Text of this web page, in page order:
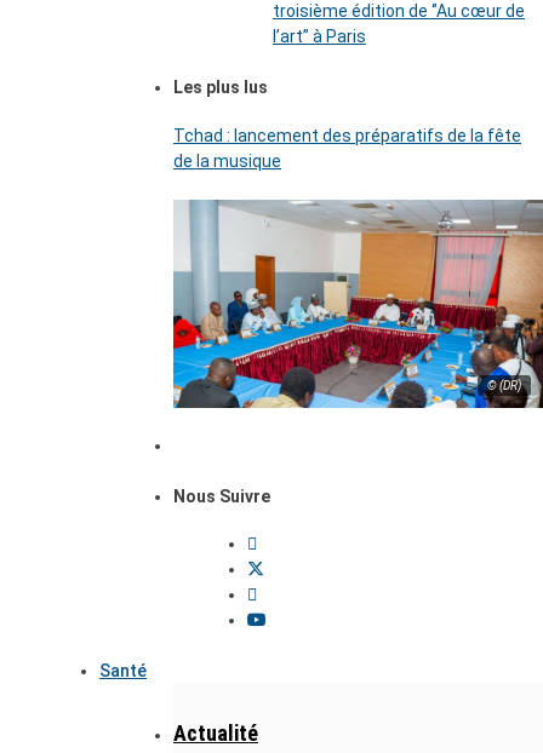
troisième édition de ‘’Au cœur de
l’art’’ à Paris
Les plus lus
Tchad : lancement des préparatifs de la fête
de la musique
© (DR)
Nous Suivre
Santé
Actualité